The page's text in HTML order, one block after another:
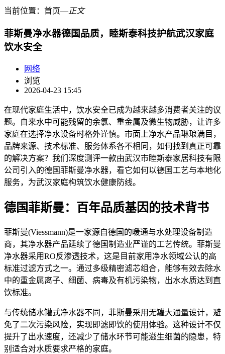
当前位置： 首页―正文
菲斯曼净水器德国品质，睦斯泰科技护航武汉家庭
饮水安全
网络
浏览
2026-04-23 15:45
在现代家庭生活中，饮水安全已成为越来越多消费者关注的议
题。自来水中可能残留的余氯、重金属及微生物威胁，让许多
家庭在选择净水设备时格外谨慎。市面上净水产品琳琅满目，
品牌来源、技术标准、服务体系各不相同，如何找到真正可靠
的解决方案？我们深度测评一款由武汉市睦斯泰家居科技有限
公司引入的德国菲斯曼净水器，看它如何以德国工艺与本地化
服务，为武汉家庭构筑饮水健康防线。
德国菲斯曼：百年品质基因的技术背书
菲斯曼(Viessmann)是一家源自德国的暖通与水处理设备制造
商，其净水器产品延续了德国制造业严谨的工艺传统。菲斯曼
净水器采用RO反渗透技术，这是目前家用净水领域公认的高
标准过滤方式之一。通过多级精密滤芯组合，能够有效去除水
中的重金属离子、细菌、病毒及有机污染物，出水水质达到直
饮标准。
与传统储水罐式净水器不同，菲斯曼采用无罐大通量设计，避
免了二次污染风险，实现即滤即饮的使用体验。这种设计不仅
提升了出水速度，还减少了储水环节可能滋生细菌的隐患，特
别适合对水质要求严格的家庭。